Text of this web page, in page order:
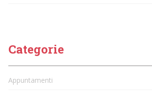
Categorie
Appuntamenti